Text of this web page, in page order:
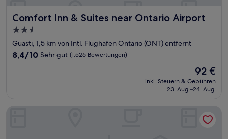
Comfort Inn & Suites near Ontario Airport
Comfort Inn & Suites near Ontario Airport
2.5-
Sterne-
Unterkunft
Guasti, 1,5 km von Intl. Flughafen Ontario (ONT) entfernt
8.4
Bewertungen)
8,4/10 Sehr gut (1.526 Bewertungen)
Der
Preis
beträgt
92 €
inkl. Steuern & Gebühren
23. Aug.–24. Aug.
La Quinta Inn & Suites by Wyndham Ontario Airport